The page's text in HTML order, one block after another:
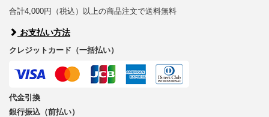
合計4,000円（税込）以上の商品注文で送料無料
お支払い方法
クレジットカード（一括払い）
代金引換
銀行振込（前払い）